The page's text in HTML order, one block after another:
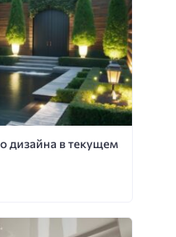
дизайна в текущем